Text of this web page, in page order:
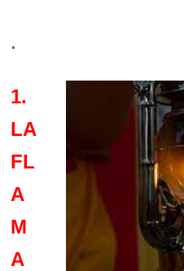
.
1.
LA
FL
A
M
A